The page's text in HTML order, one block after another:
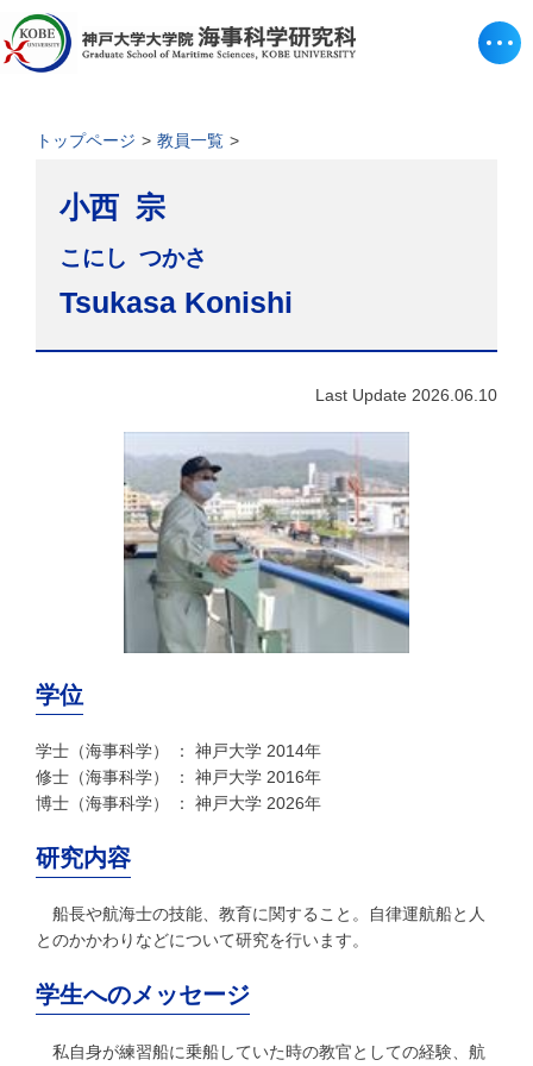
トップページ 教員一覧
小西 宗
こにし つかさ
Tsukasa Konishi
Last Update 2026.06.10
学位
学士（海事科学） ： 神戸大学 2014年
修士（海事科学） ： 神戸大学 2016年
博士（海事科学） ： 神戸大学 2026年
研究内容
船長や航海士の技能、教育に関すること。自律運航船と人
とのかかわりなどについて研究を行います。
学生へのメッセージ
私自身が練習船に乗船していた時の教官としての経験、航